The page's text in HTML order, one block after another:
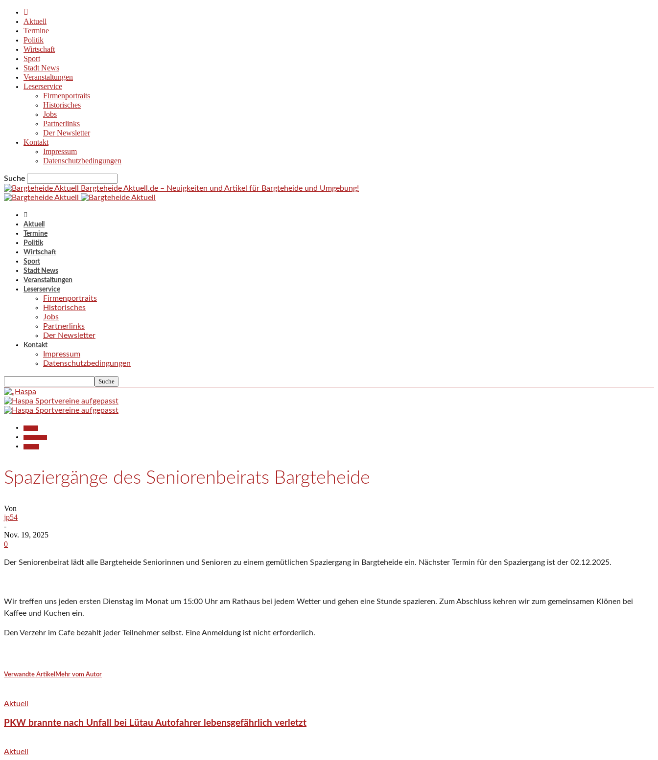
Aktuell
Termine
Politik
Wirtschaft
Sport
Stadt News
Veranstaltungen
Leserservice
Firmenportraits
Historisches
Jobs
Partnerlinks
Der Newsletter
Kontakt
Impressum
Datenschutzbedingungen
Suche
Bargteheide Aktuell.de – Neuigkeiten und Artikel für Bargteheide und Umgebung!
Aktuell
Termine
Politik
Wirtschaft
Sport
Stadt News
Veranstaltungen
Leserservice
Firmenportraits
Historisches
Jobs
Partnerlinks
Der Newsletter
Kontakt
Impressum
Datenschutzbedingungen
Spaziergänge des Seniorenbeirats Bargteheide
Von
jp54
-
Nov. 19, 2025
0
Der Seniorenbeirat lädt alle Bargteheide Seniorinnen und Senioren zu einem gemütlichen Spaziergang in Bargteheide ein. Nächster Termin für den Spaziergang ist der 02.12.2025.
Wir treffen uns jeden ersten Dienstag im Monat um 15:00 Uhr am Rathaus bei jedem Wetter und gehen eine Stunde spazieren. Zum Abschluss kehren wir zum gemeinsamen Klönen bei
Kaffee und Kuchen ein.
Den Verzehr im Cafe bezahlt jeder Teilnehmer selbst. Eine Anmeldung ist nicht erforderlich.
Verwandte Artikel Mehr vom Autor
Aktuell
PKW brannte nach Unfall bei Lütau Autofahrer lebensgefährlich verletzt
Aktuell